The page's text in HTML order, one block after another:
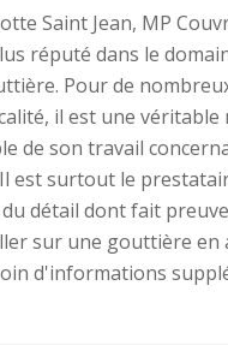
Saint Jean, MP
réputé dans le
Pour de
il est une véritable
de son travail
est surtout le
détail dont fait
sur une gouttière en
d'informations